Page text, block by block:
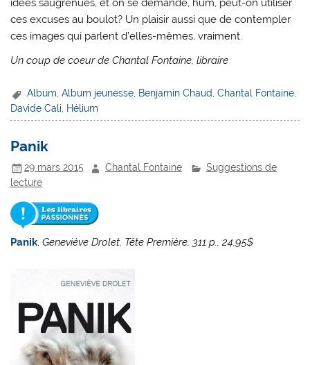
idées saugrenues, et on se demande, hum, peut-on utiliser
ces excuses au boulot? Un plaisir aussi que de contempler
ces images qui parlent d’elles-mêmes, vraiment.
Un coup de coeur de Chantal Fontaine, libraire
Album ,Album jeunesse Benjamin Chaud ,Chantal Fontaine
Davide Cali
Hélium
Panik
29 mars 2015 Chantal Fontaine
Suggestions de
lecture
Panik, Geneviève Drolet, Tête Première, 311 p., 24,95$